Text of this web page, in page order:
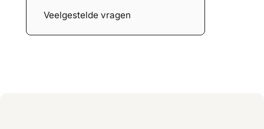
Veelgestelde vragen